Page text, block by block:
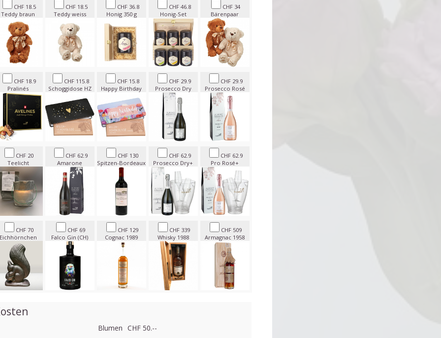
CHF 18.5
Teddy braun
CHF 18.5
Teddy weiss
CHF 36.8
Honig 350 g
CHF 46.8
Honig-Set
CHF 34
Bärenpaar
CHF 18.9
Pralinés
CHF 115.8
Schoggidose HZ
CHF 15.8
Happy Birthday
CHF 29.9
Prosecco Dry
CHF 29.9
Prosecco Rosé
CHF 20
Teelicht
CHF 62.9
Amarone
CHF 130
Spitzen-Bordeaux
CHF 62.9
Prosecco Dry+
CHF 62.9
Pro Rosé+
CHF 70
CHF 69
Falco Gin (CH)
CHF 129
Cognac 1989
CHF 339
Whisky 1988
CHF 509
Armagnac 1958
Blumen CHF 50.--